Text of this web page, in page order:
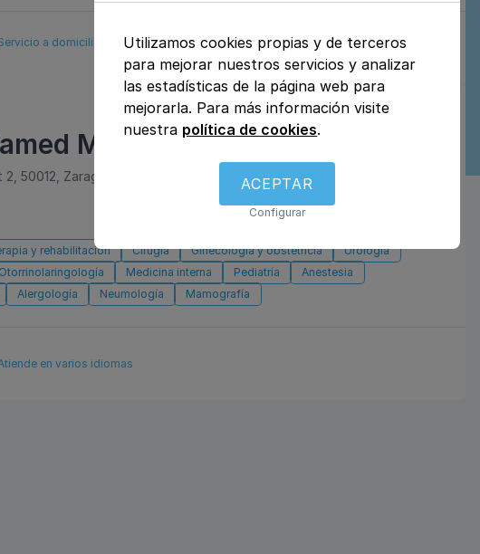
a domicilio
Aseguradoras
Reservar cita
Montecanal
50012, Zaragoza, Zaragoza
y rehabilitación Cirugía Ginecología y obstetricia
Urología
Otorrinolaringología Medicina interna Pediatría
Anestesia
Alergología Neumología Mamografía
en varios idiomas
Utilizamos cookies propias y de terceros
para mejorar nuestros servicios y analizar
las estadísticas de la página web para
mejorarla. Para más información visite
nuestra política de cookies.
ACEPTAR
Configurar